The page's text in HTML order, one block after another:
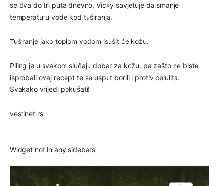
se dva do tri puta dnevno, Vicky savjetuje da smanje
temperaturu vode kod tuširanja.
Tuširanje jako toplom vodom isušit će kožu.
Piling je u svakom slučaju dobar za kožu, pa zašto ne biste
isprobali ovaj recept te se usput borili i protiv celulita.
Svakako vrijedi pokušati!
vestinet.rs
Widget not in any sidebars